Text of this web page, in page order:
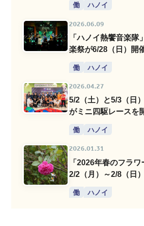
働 ハノイ
2026.06.09
「ハノイ熱饗音楽隊
楽祭が6/28（日）開
働 ハノイ
2026.04.27
5/2（土）と5/3（日
がミニ四駆レースを
働 ハノイ
2026.01.31
「2026年春のフラワ
2/2（月）～2/8（日
働 ハノイ